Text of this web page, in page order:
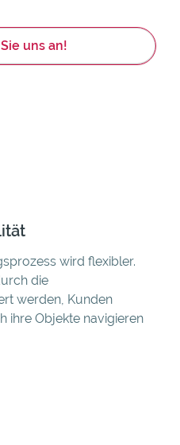
uns an!
wird flexibler.
die
werden, Kunden
ihre Objekte navigieren